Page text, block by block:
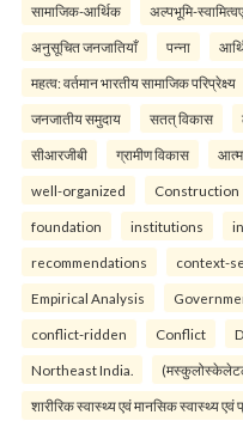
सामाजिक-आर्थिक अल्पभूमि-स्वामित्वए
अनुसूचित जनजातियाँ पन्ना
महत्व: वर्तमान भारतीय सामाजिक परिप्रेक्ष्य
जनजातीय समुदाय सतत् विकास
सीआरजीबी ग्रामीण विकास
well-organized Construction
foundation institutions
recommendations context-
Empirical Analysis
conflict-ridden Conflict
Northeast India.
शारीरिक स्वास्थ्य एवं मानसिक स्वास्थ्य एवं